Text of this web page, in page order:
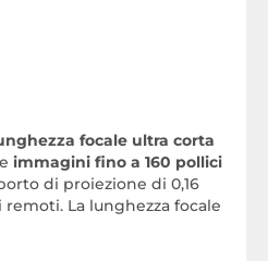
focale ultra corta
immagini fino a 160 pollici
di proiezione di 0,16
La lunghezza focale